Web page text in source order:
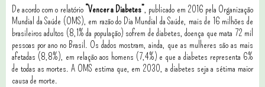
De acordo com o relatório “Vencer a Diabetes”, publicado em 2016 pela Organização
Mundial da Saúde (OMS), em razão do Dia Mundial da Saúde, mais de 16 milhões de
brasileiros adultos (8,1% da população) sofrem de diabetes, doença que mata 72 mil
pessoas por ano no Brasil. Os dados mostram, ainda, que as mulheres são as mais
afetadas (8,8%), em relação aos homens (7,4%) e que a diabetes representa 6%
de todas as mortes. A OMS estima que, em 2030, a diabetes seja a sétima maior
causa de morte.